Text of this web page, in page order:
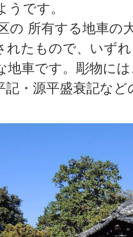
うです。
の 所有する地車の
れたもので、いず
地車です。彫物に
記・源平盛衰記な